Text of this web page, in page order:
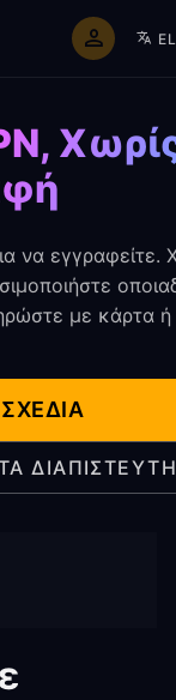
EL
να εγγραφείτε.
με κάρτα ή